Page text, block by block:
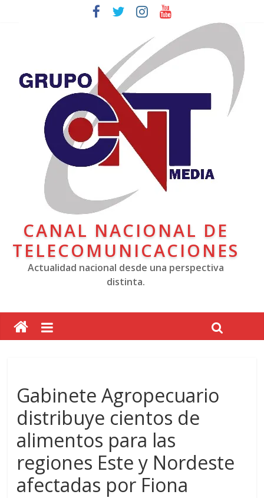
CANAL NACIONAL DE
TELECOMUNICACIONES
Actualidad nacional desde una perspectiva
distinta.
Gabinete Agropecuario
distribuye cientos de
alimentos para las
regiones Este y Nordeste
afectadas por Fiona